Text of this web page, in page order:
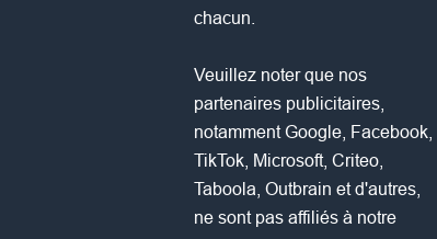
chacun.
Veuillez noter que nos
partenaires publicitaires,
notamment Google, Facebook,
TikTok, Microsoft, Criteo,
Taboola, Outbrain et d'autres,
ne sont pas affiliés à notre